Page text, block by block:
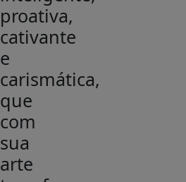
proativa,
cativante
e
carismática,
que
com
sua
arte